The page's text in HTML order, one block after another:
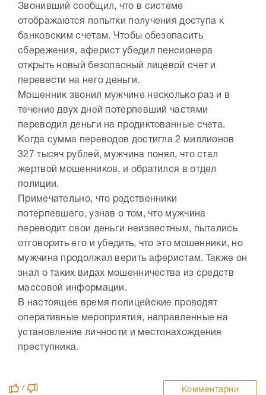
Звонивший сообщил, что в системе
отображаются попытки получения доступа к
банковским счетам. Чтобы обезопасить
сбережения, аферист убедил пенсионера
открыть новый безопасный лицевой счет и
перевести на него деньги.
Мошенник звонил мужчине несколько раз и в
течение двух дней потерпевший частями
переводил деньги на продиктованные счета.
Когда сумма переводов достигла 2 миллионов
327 тысяч рублей, мужчина понял, что стал
жертвой мошенников, и обратился в отдел
полиции.
Примечательно, что родственники
потерпевшего, узнав о том, что мужчина
переводит свои деньги неизвестным, пытались
отговорить его и убедить, что это мошенники, но
мужчина продолжал верить аферистам. Также он
знал о таких видах мошенничества из средств
массовой информации.
В настоящее время полицейские проводят
оперативные мероприятия, направленные на
установление личности и местонахождения
преступника.
/ Комментарии